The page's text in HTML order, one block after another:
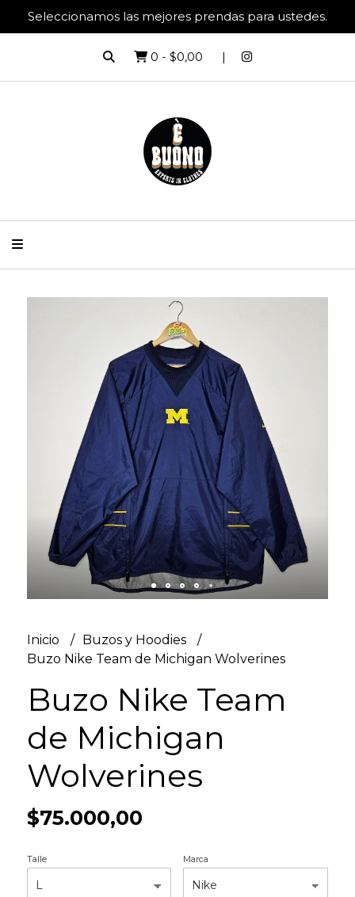
Seleccionamos las mejores prendas para ustedes.
0 - $0,00
Inicio
Buzos y Hoodies
Buzo Nike Team de Michigan Wolverines
Buzo Nike Team
de Michigan
Wolverines
$75.000,00
Talle Marca